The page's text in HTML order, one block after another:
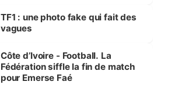
sur la scène internationale »
TF1 : une photo fake qui fait des
vagues
Côte d’Ivoire - Football. La
Fédération siffle la fin de match
pour Emerse Faé